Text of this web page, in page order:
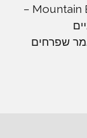
מבחן שטח: Mountain Equipment Comici –
שפרחים